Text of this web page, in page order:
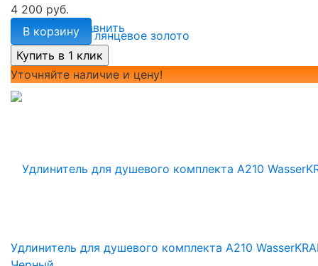
избранное сравнить
4 200 руб.
В корзину
Уточняйте наличие и цену!
Удлинитель для душевого комплекта A210